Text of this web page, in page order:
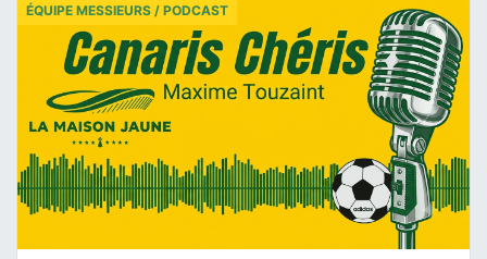
ÉQUIPE MESSIEURS / PODCAST